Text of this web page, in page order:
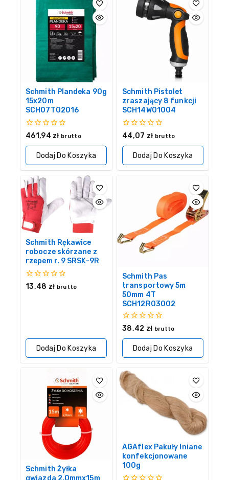
Schmith Plandeka 90g
15x20m
SCH07T02016
0
5
461,94 zł brutto
Dodaj Do Koszyka
Schmith Pistolet
zraszający 8 funkcji
SCH14W01004
0
5
44,07 zł brutto
Dodaj Do Koszyka
Schmith Rękawice
robocze skórzane z
rzepem r. 9 SRSK-9R
0
13,48 zł brutto
Dodaj Do Koszyka
Schmith Pas
transportowy 5m
50mm 4T
SCH12R03002
0
5
38,42 zł brutto
Dodaj Do Koszyka
Schmith Żyłka
gwiazda 2,0mmx15m
AGAflex Pakuły lniane
konfekcjonowane
100g